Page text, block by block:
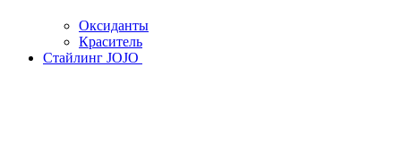
Оксиданты
Краситель
Стайлинг JOJO